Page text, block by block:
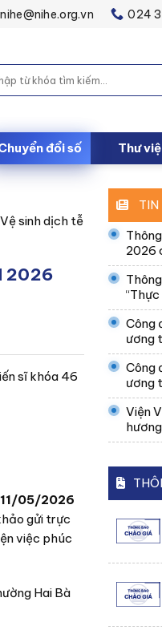
nihe@nihe.org.vn 024
đổi số Thư
sinh dịch tễ
2026
sĩ khóa 46
11/05/2026
gửi trực
việc phúc
Hai Bà
TIN
2026
Vắc
cán
ương
Công
ương
niệm
đoàn
Công
ương
sĩ
Viện
sĩ